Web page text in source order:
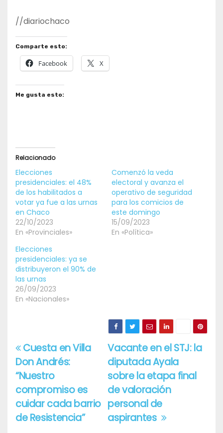
//diariochaco
Comparte esto:
Facebook X
Me gusta esto:
Relacionado
Elecciones
presidenciales: el 48%
de los habilitados a
votar ya fue a las urnas
en Chaco
22/10/2023
En «Provinciales»
Comenzó la veda
electoral y avanza el
operativo de seguridad
para los comicios de
este domingo
15/09/2023
En «Política»
Elecciones
presidenciales: ya se
distribuyeron el 90% de
las urnas
26/09/2023
En «Nacionales»
Navegación
de
entradas
Vacante en el STJ: la
diputada Ayala
sobre la etapa final
de valoración
personal de
aspirantes
Cuesta en Villa
Don Andrés:
“Nuestro
compromiso es
cuidar cada barrio
de Resistencia”